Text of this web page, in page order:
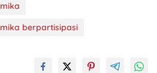
berpartisipasi